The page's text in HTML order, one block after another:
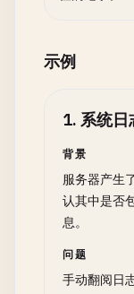
示例
1. 系统日
背景
服务器产生
认其中是否
息。
问题
手动翻阅日